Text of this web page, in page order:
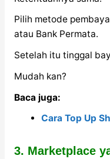
Pilih metode
atau Bank Permata.
Setelah itu tinggal
Mudah kan?
Baca juga:
Cara Top Up
3. Marketplace